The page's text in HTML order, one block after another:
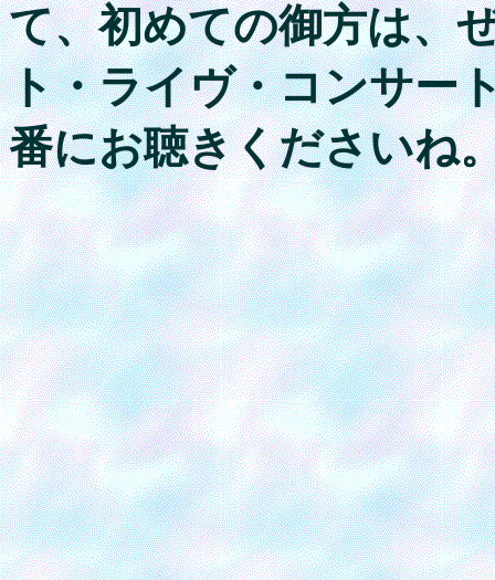
て、初めての御方は、
ト・ライヴ・コンサー
番にお聴きくださいね